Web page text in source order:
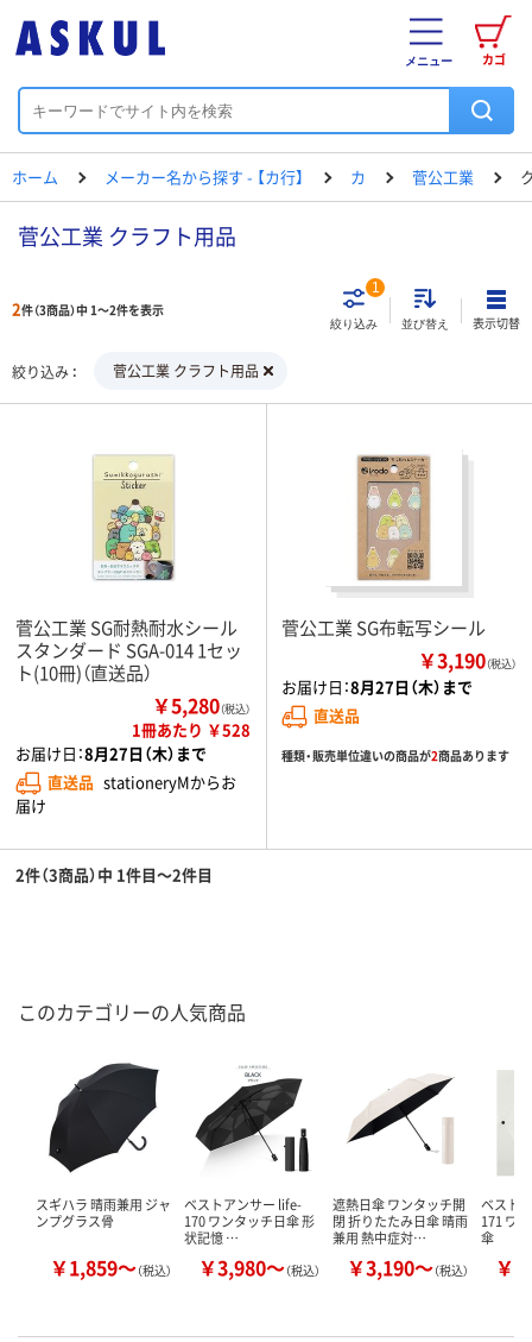
カゴ
メニュー
ホーム メーカー名から探す - 【カ行】 カ 菅公工業
菅公工業 クラフト用品
2件（3商品）中 1～2件を表示
絞り込み
1
並び替え 表示切替
絞り込み 菅公工業 クラフト用品
菅公工業 SG耐熱耐水シール
スタンダード SGA-014 1セッ
ト(10冊)（直送品）
￥5,280（税込）
1冊あたり ￥528
お届け日：8月27日（木）まで
直送品 stationeryMからお
届け
菅公工業 SG布転写シール
￥3,190（税込）
お届け日：8月27日（木）まで
直送品
種類・販売単位違いの商品が2商品あります
2件（3商品）中 1件目～2件目
このカテゴリーの人気商品
スギハラ 晴雨兼用 ジャ
ンプグラス骨
￥1,859～（税込）
ベストアンサー life-
170 ワンタッチ日傘 形
状記憶 …
￥3,980～（税込）
遮熱日傘 ワンタッチ開
閉 折りたたみ日傘 晴雨
兼用 熱中症対…
￥3,190～（税込）
ベスト
171 ワ
傘
￥